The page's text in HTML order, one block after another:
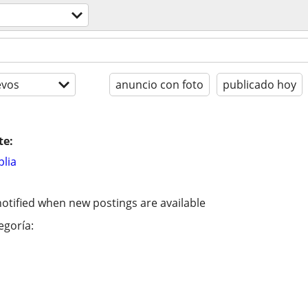
anuncio con foto publicado hoy
when new postings are available